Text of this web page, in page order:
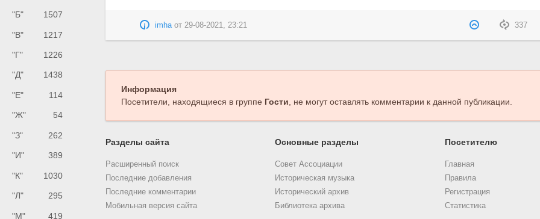
"Б" 1507
"В" 1217
"Г" 1226
"Д" 1438
"Е" 114
"Ж" 54
"З" 262
"И" 389
"К" 1030
"Л" 295
"М" 419
337
imhaот29-08-2021, 23:21
Информация
Посетители, находящиеся в группе Гости, не могут оставлять комментарии к данной публикации.
Разделы сайта
Расширенный поиск
Последние добавления
Последние комментарии
Мобильная версия сайта
Основные разделы
Совет Ассоциации
Историческая музыка
Исторический архив
Библиотека архива
Посетителю
Главная
Правила
Регистрация
Статистика